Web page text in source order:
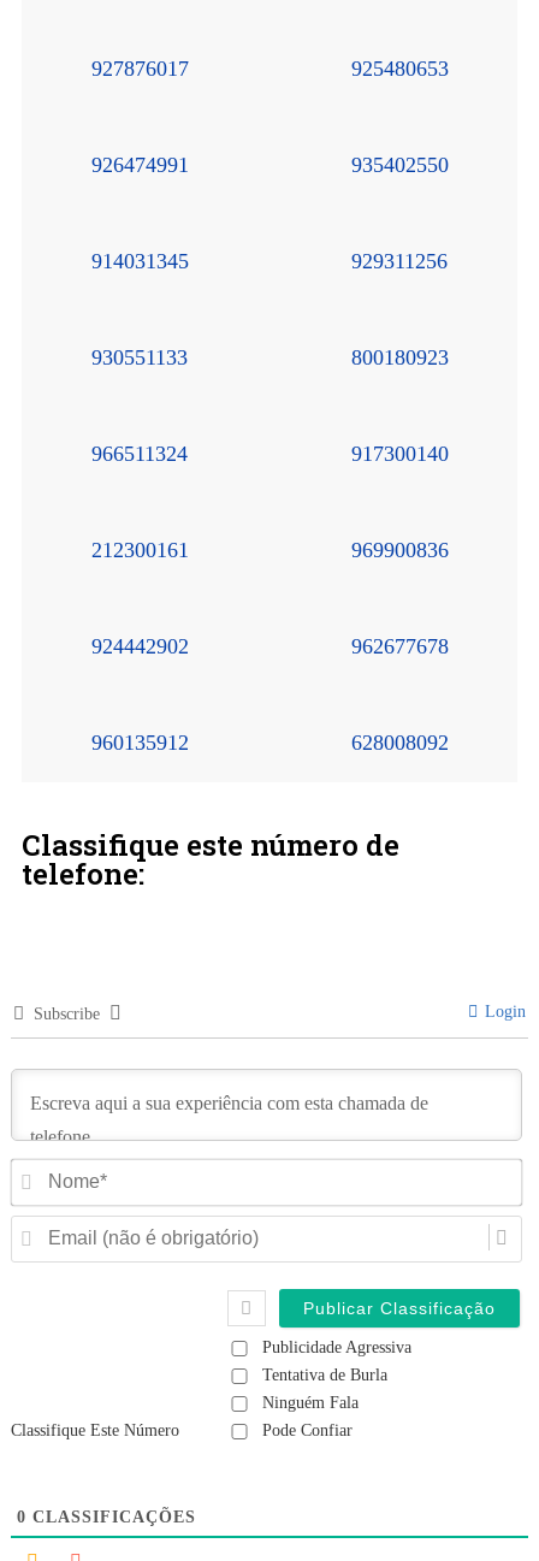
927876017 925480653
926474991 935402550
914031345 929311256
930551133 800180923
966511324 917300140
212300161 969900836
924442902 962677678
960135912 628008092
Classifique este número de
telefone:
Subscribe Login
Classifique Este Número
Publicidade Agressiva
Tentativa de Burla
Ninguém Fala
Pode Confiar
0 CLASSIFICAÇÕES